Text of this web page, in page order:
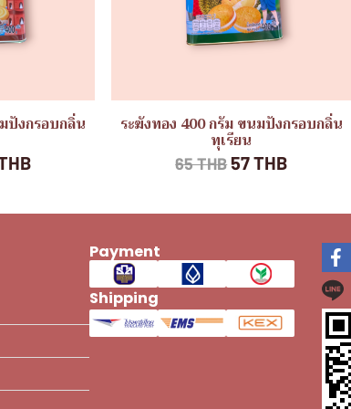
ปังกรอบกลิ่น ระฆังทอง 400 กรัม ขนมปังกรอบกลิ่น
ทุเรียน
65 THB57 THB
Payment
Shipping